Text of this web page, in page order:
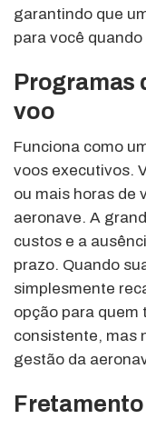
garantindo que
para você quando
Programas
voo
Funciona como
voos executivos.
ou mais horas de
aeronave. A
custos e a
prazo. Quando
simplesmente
opção para quem
consistente, mas
gestão da